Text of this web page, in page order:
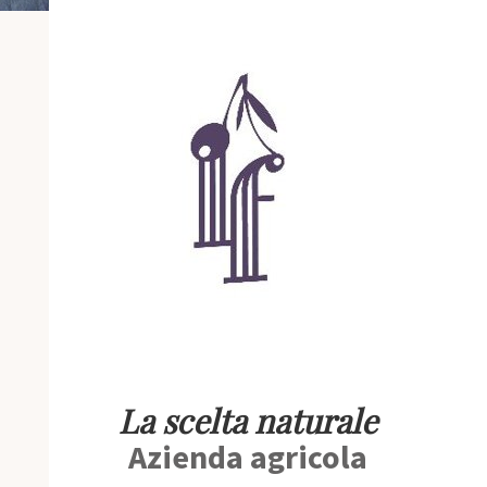
La scelta naturale
Azienda agricola